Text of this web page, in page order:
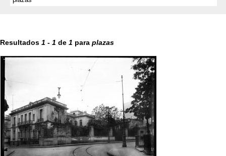
Resultados 1 - 1 de 1 para plazas